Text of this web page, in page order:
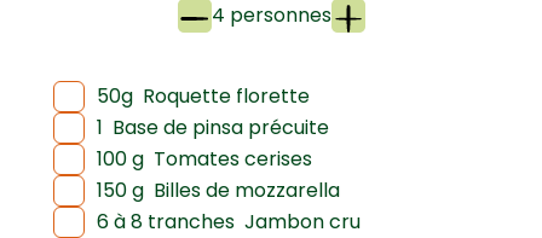
4 personnes
50g Roquette florette
1 Base de pinsa précuite
100 g Tomates cerises
150 g Billes de mozzarella
6 à 8 tranches Jambon cru